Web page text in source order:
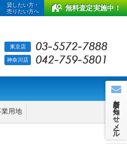
貸したい方・
売りたい方へ
無料査定実施中！
東京店
神奈川店
業用地 新着お知らせメール